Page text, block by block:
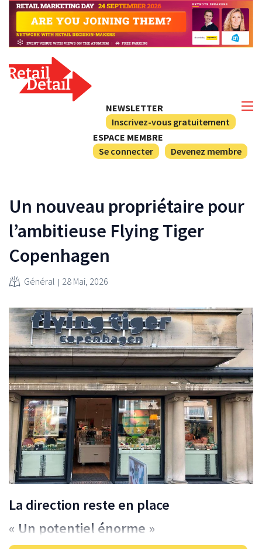
NEWSLETTER
Inscrivez-vous gratuitement
ESPACE MEMBRE
Se connecter
Devenez membre
Un nouveau propriétaire pour
l’ambitieuse Flying Tiger
Copenhagen
Général 28 Mai, 2026
La direction reste en place
« Un potentiel énorme »